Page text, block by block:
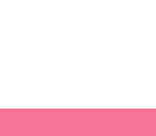
en el carrito.